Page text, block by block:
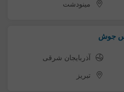
مینودشت
جوش
آذربایجان شرقی
تبریز